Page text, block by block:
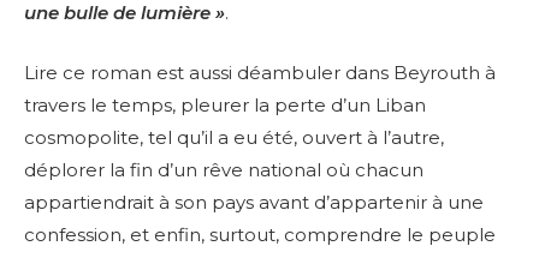
une bulle de lumière ».
Lire ce roman est aussi déambuler dans Beyrouth à
travers le temps, pleurer la perte d’un Liban
cosmopolite, tel qu’il a eu été, ouvert à l’autre,
déplorer la fin d’un rêve national où chacun
appartiendrait à son pays avant d’appartenir à une
confession, et enfin, surtout, comprendre le peuple